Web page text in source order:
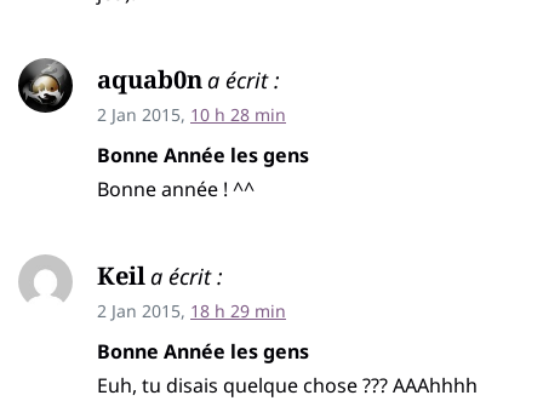
aquab0na écrit :
2 Jan 2015, 10 h 28 min
Bonne Année les gens
Bonne année ! ^^
Keila écrit :
2 Jan 2015, 18 h 29 min
Bonne Année les gens
Euh, tu disais quelque chose ??? AAAhhhh